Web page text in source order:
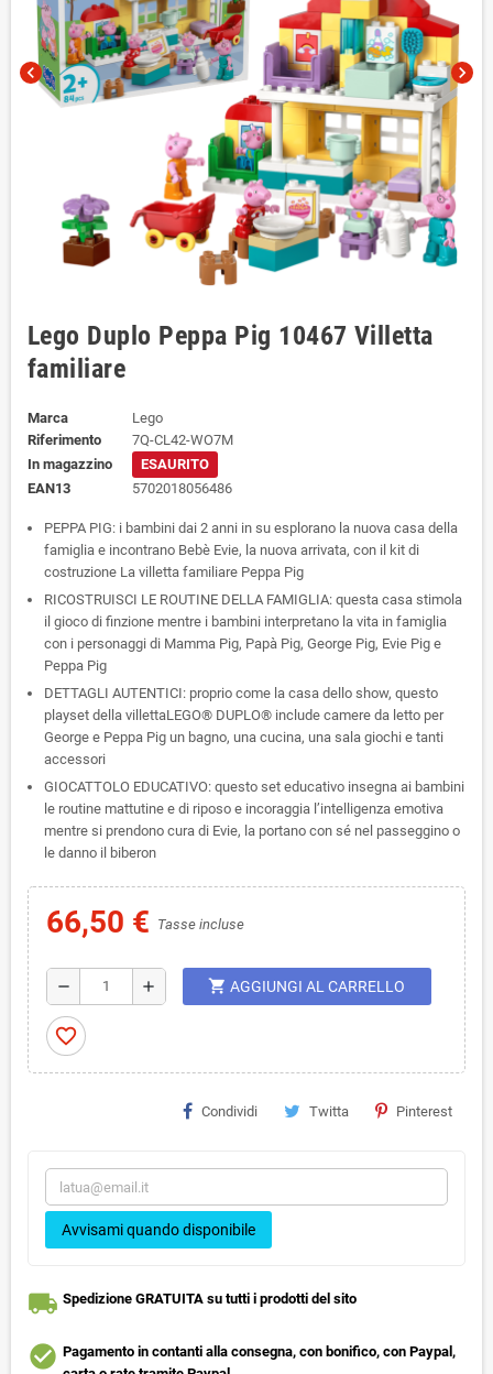
chevron_left chevron_right
Lego Duplo Peppa Pig 10467 Villetta
familiare
Marca
Lego
Riferimento
7Q-CL42-WO7M
In magazzino
ESAURITO
EAN13
5702018056486
PEPPA PIG: i bambini dai 2 anni in su esplorano la nuova casa della
famiglia e incontrano Bebè Evie, la nuova arrivata, con il kit di
costruzione La villetta familiare Peppa Pig
RICOSTRUISCI LE ROUTINE DELLA FAMIGLIA: questa casa stimola
il gioco di finzione mentre i bambini interpretano la vita in famiglia
con i personaggi di Mamma Pig, Papà Pig, George Pig, Evie Pig e
Peppa Pig
DETTAGLI AUTENTICI: proprio come la casa dello show, questo
playset della villettaLEGO® DUPLO® include camere da letto per
George e Peppa Pig un bagno, una cucina, una sala giochi e tanti
accessori
GIOCATTOLO EDUCATIVO: questo set educativo insegna ai bambini
le routine mattutine e di riposo e incoraggia l’intelligenza emotiva
mentre si prendono cura di Evie, la portano con sé nel passeggino o
le danno il biberon
66,50 € Tasse incluse
remove add shopping_cart AGGIUNGI AL CARRELLO
favorite_border
Condividi Twitta Pinterest
Avvisami quando disponibile
local_shipping Spedizione GRATUITA su tutti i prodotti del sito
check_circle Pagamento in contanti alla consegna, con bonifico, con Paypal,